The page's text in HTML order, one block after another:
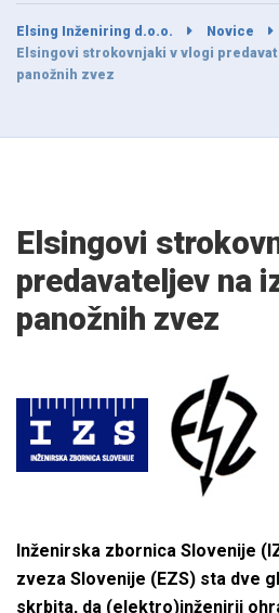
Elsing Inženiring d.o.o. Novice
Elsingovi strokovnjaki v vlogi
panožnih zvez
Elsingovi
predavateljev na
panožnih zvez
Inženirska zbornica Slovenije
zveza Slovenije (EZS) sta dve
skrbita, da (elektro)inženirji